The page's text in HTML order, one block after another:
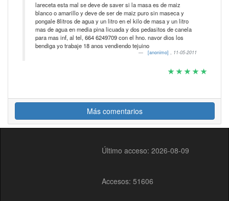
lareceta esta mal se deve de saver si la masa es de maiz
blanco o amarillo y deve de ser de maiz puro sin maseca y
pongale 8litros de agua y un litro en el kilo de masa y un litro
mas de agua en media pina licuada y dos pedasitos de canela
para mas inf, al tel, 664 6249709 con el hno. navor dios los
bendiga yo trabaje 18 anos vendiendo tejuino
[anonimo] , 11-05-2011
Más comentarios
Último acceso: 2026-08-09
Accesos: 51606